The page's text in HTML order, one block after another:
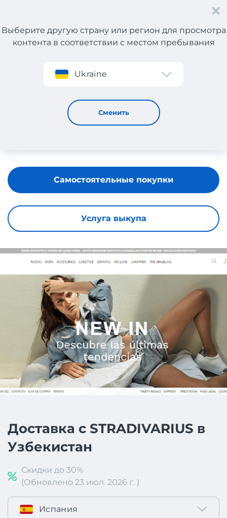
Регистрация
Выберите другую страну или регион для просмотра
контента в соответствии с местом пребывания
Ukraine
Сменить
STRADIVARIUS
Услуга выкупа
Самостоятельные покупки
Доставка с STRADIVARIUS в
Узбекистан
Скидки до 30%
(Обновлено 23 июл. 2026 г. )
Испания